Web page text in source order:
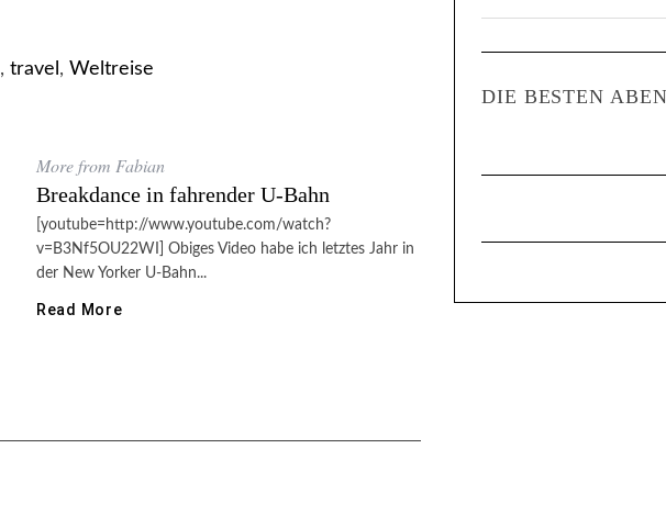
, travel , Weltreise
More from Fabian
Breakdance in fahrender U-Bahn
[youtube=http://www.youtube.com/watch?
v=B3Nf5OU22WI] Obiges Video habe ich letztes Jahr in
der New Yorker U-Bahn...
Read More
DIE BESTEN